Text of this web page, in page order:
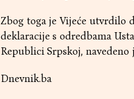
Zbog toga je Vijeće utvrdilo
deklaracije s odredbama
Republici Srpskoj,
Dnevnik.ba